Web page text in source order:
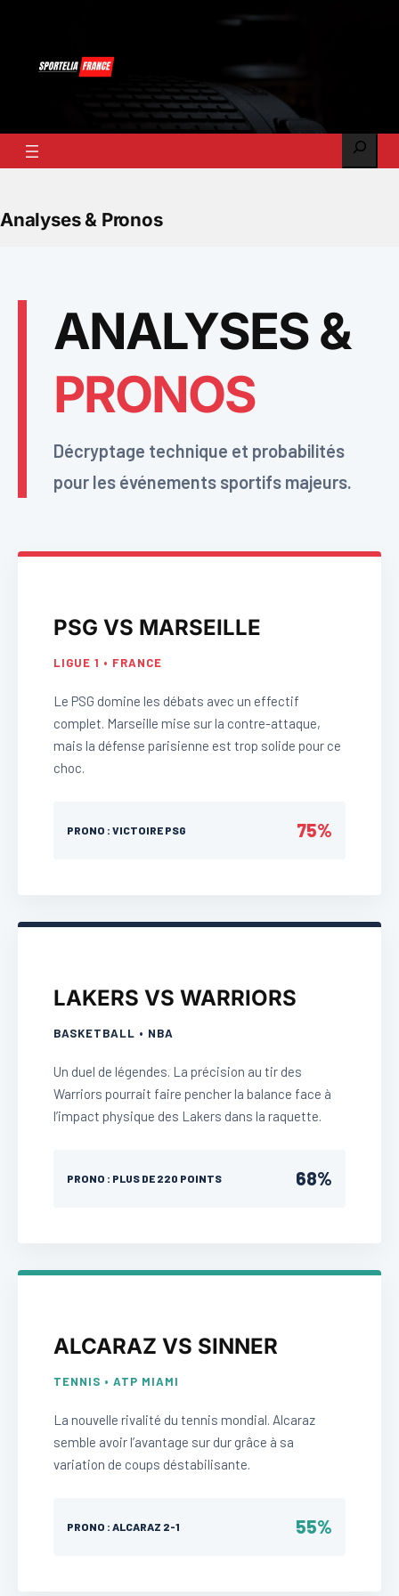
content
Search
Analyses & Pronos
ANALYSES &
PRONOS
Décryptage technique et probabilités
pour les événements sportifs majeurs.
PSG VS MARSEILLE
LIGUE 1 • FRANCE
Le PSG domine les débats avec un effectif
complet. Marseille mise sur la contre-attaque,
mais la défense parisienne est trop solide pour ce
choc.
PRONO : VICTOIRE PSG 75%
LAKERS VS WARRIORS
BASKETBALL • NBA
Un duel de légendes. La précision au tir des
Warriors pourrait faire pencher la balance face à
l’impact physique des Lakers dans la raquette.
PRONO : PLUS DE 220 POINTS 68%
ALCARAZ VS SINNER
TENNIS • ATP MIAMI
La nouvelle rivalité du tennis mondial. Alcaraz
semble avoir l’avantage sur dur grâce à sa
variation de coups déstabilisante.
PRONO : ALCARAZ 2-1 55%